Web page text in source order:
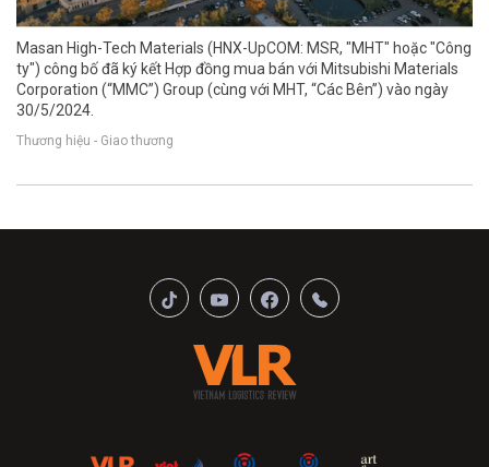
Masan High-Tech Materials (HNX-UpCOM: MSR, "MHT" hoặc "Công
ty") công bố đã ký kết Hợp đồng mua bán với Mitsubishi Materials
Corporation (“MMC”) Group (cùng với MHT, “Các Bên”) vào ngày
30/5/2024.
Thương hiệu - Giao thương